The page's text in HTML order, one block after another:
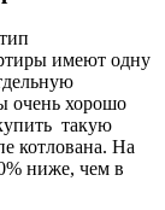
имеют одну
очень хорошо
такую
котлована. На
ниже, чем в